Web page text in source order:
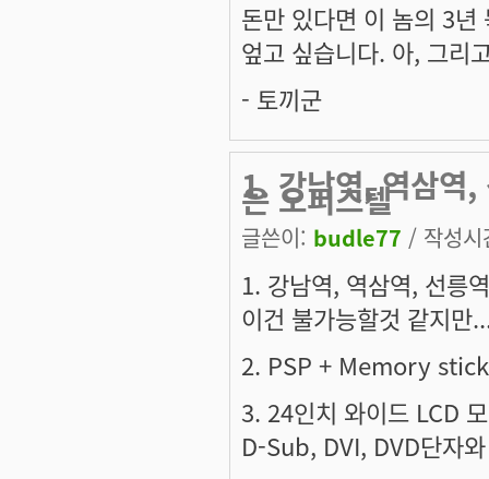
돈만 있다면 이 놈의 3
엎고 싶습니다. 아, 그리
- 토끼군
1. 강남역, 역삼역,
은 오피스텔
글쓴이: budle77 / 작성
1. 강남역, 역삼역, 선릉
이건 불가능할것 같지만
2. PSP + Memory stick
3. 24인치 와이드 LCD
D-Sub, DVI, DVD단자